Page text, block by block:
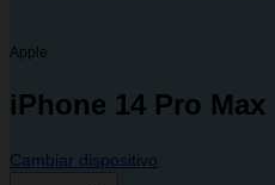
Apple
iPhone 14 Pro Max
Cambiar dispositivo